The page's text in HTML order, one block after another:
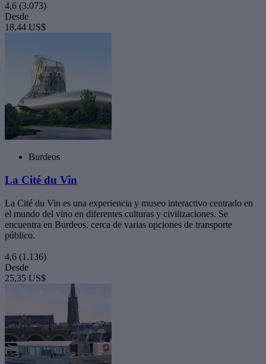
4,6 (3.073)
Desde
18,44 US$
Burdeos
La Cité du Vin
La Cité du Vin es una experiencia y museo interactivo centrado en
el mundo del vino en diferentes culturas y civilizaciones. Se
encuentra en Burdeos, cerca de varias opciones de transporte
público.
4,6 (1.136)
Desde
25,35 US$